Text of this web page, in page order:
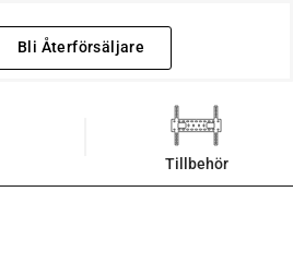
Bli Återförsäljare
Tillbehör